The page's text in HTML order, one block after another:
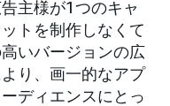
主様が1つのキャ
トを制作しなくて
いバージョンの広
り、画一的なアプ
ディエンスにとっ